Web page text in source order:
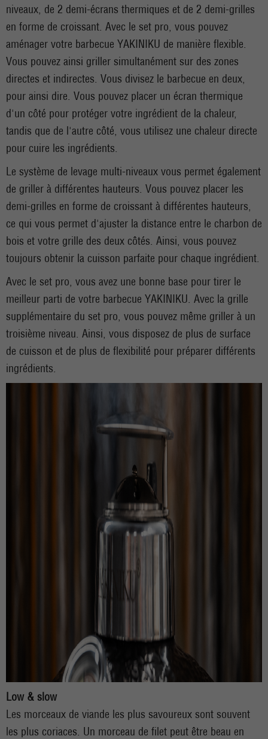
niveaux, de 2 demi-écrans thermiques et de 2 demi-grilles
en forme de croissant. Avec le set pro, vous pouvez
aménager votre barbecue YAKINIKU de manière flexible.
Vous pouvez ainsi griller simultanément sur des zones
directes et indirectes. Vous divisez le barbecue en deux,
pour ainsi dire. Vous pouvez placer un écran thermique
d'un côté pour protéger votre ingrédient de la chaleur,
tandis que de l'autre côté, vous utilisez une chaleur directe
pour cuire les ingrédients.
Le système de levage multi-niveaux vous permet également
de griller à différentes hauteurs. Vous pouvez placer les
demi-grilles en forme de croissant à différentes hauteurs,
ce qui vous permet d'ajuster la distance entre le charbon de
bois et votre grille des deux côtés. Ainsi, vous pouvez
toujours obtenir la cuisson parfaite pour chaque ingrédient.
Avec le set pro, vous avez une bonne base pour tirer le
meilleur parti de votre barbecue YAKINIKU. Avec la grille
supplémentaire du set pro, vous pouvez même griller à un
troisième niveau. Ainsi, vous disposez de plus de surface
de cuisson et de plus de flexibilité pour préparer différents
ingrédients.
Low & slow
Les morceaux de viande les plus savoureux sont souvent
les plus coriaces. Un morceau de filet peut être beau en